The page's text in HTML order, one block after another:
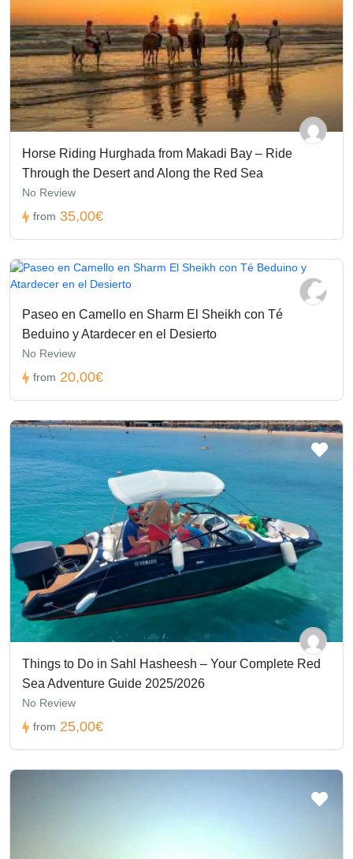
Horse Riding Hurghada from Makadi Bay – Ride
Through the Desert and Along the Red Sea
No Review
from 35,00€
Paseo en Camello en Sharm El Sheikh con Té
Beduino y Atardecer en el Desierto
No Review
from 20,00€
Things to Do in Sahl Hasheesh – Your Complete Red
Sea Adventure Guide 2025/2026
No Review
from 25,00€